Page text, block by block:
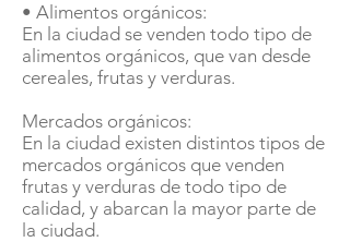
• Alimentos orgánicos:
En la ciudad se venden todo tipo de
alimentos orgánicos, que van desde
cereales, frutas y verduras.
Mercados orgánicos:
En la ciudad existen distintos tipos de
mercados orgánicos que venden
frutas y verduras de todo tipo de
calidad, y abarcan la mayor parte de
la ciudad.